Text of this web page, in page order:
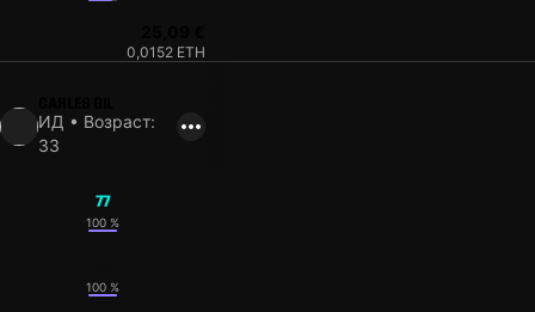
0,0152 ETH
ИД • Возраст:
33
77
100 %
100 %